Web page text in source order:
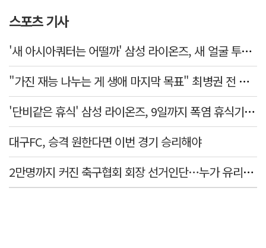
스포츠 기사
'새 아시아쿼터는 어떨까' 삼성 라이온즈, 새 얼굴 투수 미야모리 영입
"가진 재능 나누는 게 생애 마지막 목표" 최병권 전 대구체고 복싱 감독
'단비같은 휴식' 삼성 라이온즈, 9일까지 폭염 휴식기에 재정비
대구FC, 승격 원한다면 이번 경기 승리해야
2만명까지 커진 축구협회 회장 선거인단…누가 유리할까